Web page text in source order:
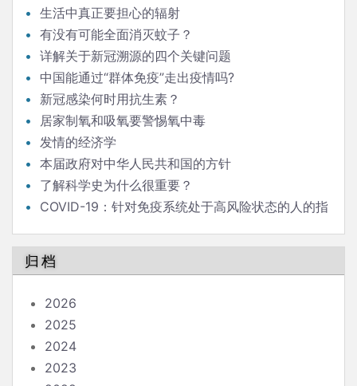
发言生活中真正要担心的辐射
有没有可能全面消灭蚊子？
详解关于新冠溯源的四个关键问题
中国能通过“群体免疫”走出疫情吗?
新冠感染何时用抗生素？
居家制氧和吸氧要警惕氧中毒
发情的经济学
本届政府对中华人民共和国的方针
了解科学史为什么很重要？
COVID-19：针对免疫系统处于高风险状态的人的指
归档
2026
2025
2024
2023